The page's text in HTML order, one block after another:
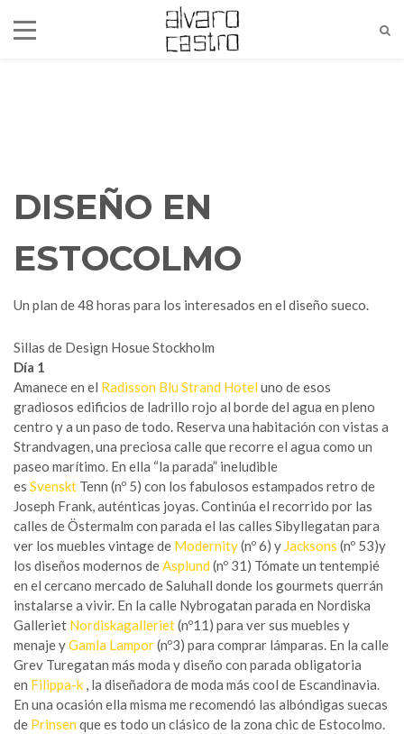
DISEÑO EN
ESTOCOLMO
Un plan de 48 horas para los interesados en el diseño sueco.
Sillas de Design Hosue Stockholm
Día 1
Amanece en el Radisson Blu Strand Hoteluno de esos
gradiosos edificios de ladrillo rojo al borde del agua en pleno
centro y a un paso de todo. Reserva una habitación con vistas a
Strandvagen, una preciosa calle que recorre el agua como un
paseo marítimo. En ella “la parada” ineludible
es Svenskt Tenn (nº 5) con los fabulosos estampados retro de
Joseph Frank, auténticas joyas. Continúa el recorrido por las
calles de Östermalm con parada el las calles Sibyllegatan para
ver los muebles vintage de Modernity(nº 6) y Jacksons (nº 53)y
los diseños modernos deAsplund(nº 31) Tómate un tentempié
en el cercano mercado de Saluhall donde los gourmets querrán
instalarse a vivir. En la calle Nybrogatan parada en Nordiska
Galleriet Nordiskagalleriet(nº11) para ver sus muebles y
menaje yGamla Lampor(nº3) para comprar lámparas. En la calle
Grev Turegatan más moda y diseño con parada obligatoria
en Filippa-k , la diseñadora de moda más cool de Escandinavia.
En una ocasión ella misma me recomendó las albóndigas suecas
de Prinsenque es todo un clásico de la zona chic de Estocolmo.